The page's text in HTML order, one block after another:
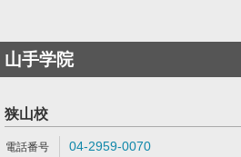
山手学院
狭山校
04-2959-0070